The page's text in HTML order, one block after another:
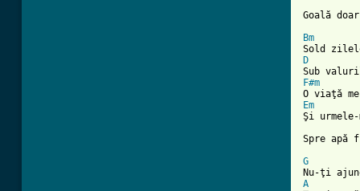
Goală
Bm
D
F#m
Em
Şi
Spre apă
G
A